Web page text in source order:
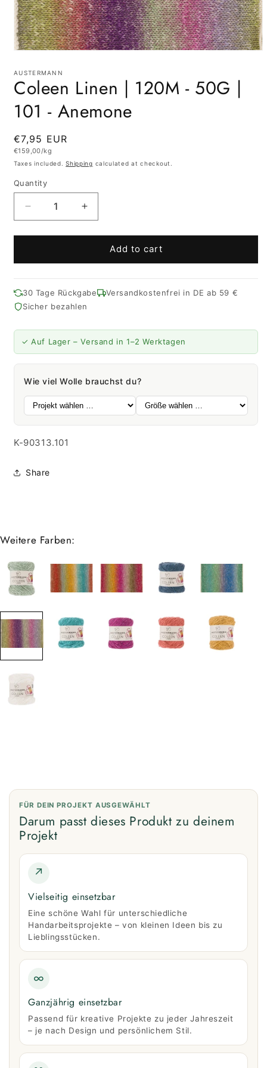
1
in
modal
AUSTERMANN
Coleen Linen | 120M - 50G |
101 - Anemone
Regular
price
€7,95 EUR
Unit
€159,00/kg
Taxes included.Shipping calculated at checkout.
Quantity
Quantity
Decrease
quantity
for
Linen
-
50G
101
Increase
quantity
for
Coleen
Linen
120M
-
50G
101
Add to cart
30 Tage Rückgabe
Versandkostenfrei in DE ab 59 €
Sicher bezahlen
✓ Auf Lager – Versand in 1–2 Werktagen
Wie viel Wolle brauchst du?
SKU:
K-90313.101
Share
Weitere Farben:
FÜR DEIN PROJEKT AUSGEWÄHLT
Darum passt dieses Produkt zu deinem
Projekt
↗
Vielseitig einsetzbar
Eine schöne Wahl für unterschiedliche
Handarbeitsprojekte – von kleinen Ideen bis zu
Lieblingsstücken.
∞
Ganzjährig einsetzbar
Passend für kreative Projekte zu jeder Jahreszeit
– je nach Design und persönlichem Stil.